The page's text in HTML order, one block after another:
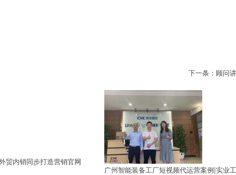
下一条： 顾问
广州智能装备工厂短视频代运营案例|实业工厂靠短视频精准对接采购